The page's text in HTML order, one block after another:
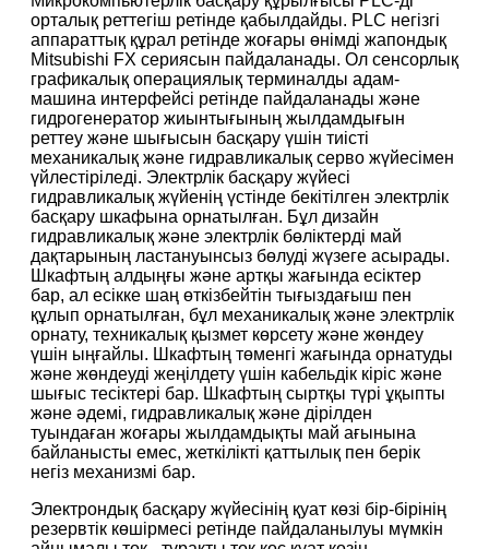
орталық реттегіш ретінде қабылдайды. PLC негізгі
аппараттық құрал ретінде жоғары өнімді жапондық
Mitsubishi FX сериясын пайдаланады. Ол сенсорлық
графикалық операциялық терминалды адам-
машина интерфейсі ретінде пайдаланады және
гидрогенератор жиынтығының жылдамдығын
реттеу және шығысын басқару үшін тиісті
механикалық және гидравликалық серво жүйесімен
үйлестіріледі. Электрлік басқару жүйесі
гидравликалық жүйенің үстінде бекітілген электрлік
басқару шкафына орнатылған. Бұл дизайн
гидравликалық және электрлік бөліктерді май
дақтарының ластануынсыз бөлуді жүзеге асырады.
Шкафтың алдыңғы және артқы жағында есіктер
бар, ал есікке шаң өткізбейтін тығыздағыш пен
құлып орнатылған, бұл механикалық және электрлік
орнату, техникалық қызмет көрсету және жөндеу
үшін ыңғайлы. Шкафтың төменгі жағында орнатуды
және жөндеуді жеңілдету үшін кабельдік кіріс және
шығыс тесіктері бар. Шкафтың сыртқы түрі ұқыпты
және әдемі, гидравликалық және дірілден
туындаған жоғары жылдамдықты май ағынына
байланысты емес, жеткілікті қаттылық пен берік
негіз механизмі бар.
Электрондық басқару жүйесінің қуат көзі бір-бірінің
резервтік көшірмесі ретінде пайдаланылуы мүмкін